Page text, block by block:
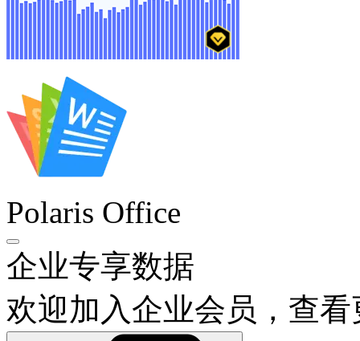
Polaris Office
企业专享数据
欢迎加入企业会员，查